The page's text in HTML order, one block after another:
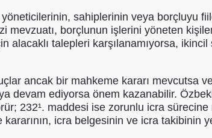
yöneticilerinin, sahiplerinin veya borçluyu
mevzuatı, borçlunun işlerini yöneten
alacaklı talepleri karşılanamıyorsa,
ancak bir mahkeme kararı mevcutsa
devam ediyorsa önem kazanabilir.
232¹. maddesi ise zorunlu icra
icra belgesinin ve icra takibinin